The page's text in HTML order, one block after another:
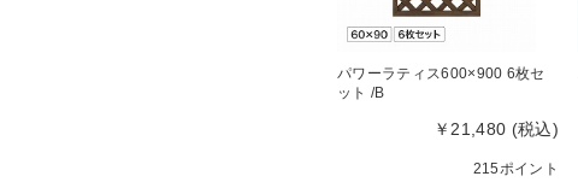
パワーラティス600×900 6枚セ
ット /B
￥21,480 (税込)
215ポイント